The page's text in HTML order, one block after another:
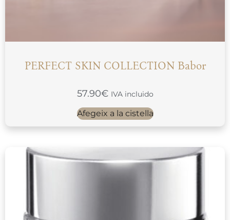
PERFECT SKIN COLLECTION Babor
57.90€ IVA incluido
Afegeix a la cistella